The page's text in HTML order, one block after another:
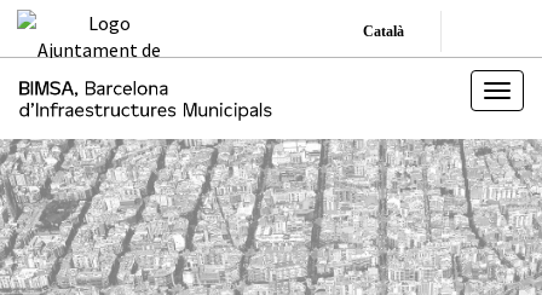
Català